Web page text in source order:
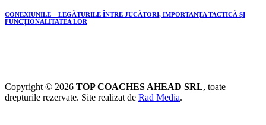
CONEXIUNILE – LEGĂTURILE ÎNTRE JUCĂTORI, IMPORTANȚA TACTICĂ ȘI
FUNCȚIONALITATEA LOR
Copyright © 2026 TOP COACHES AHEAD SRL, toate
drepturile rezervate. Site realizat de Rad Media.